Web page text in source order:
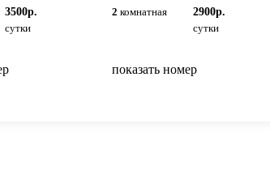
3500р.
сутки
2 комнатная
2900р.
сутки
показать номер